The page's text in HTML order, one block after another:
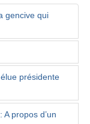
gencive qui
présidente
propos d’un